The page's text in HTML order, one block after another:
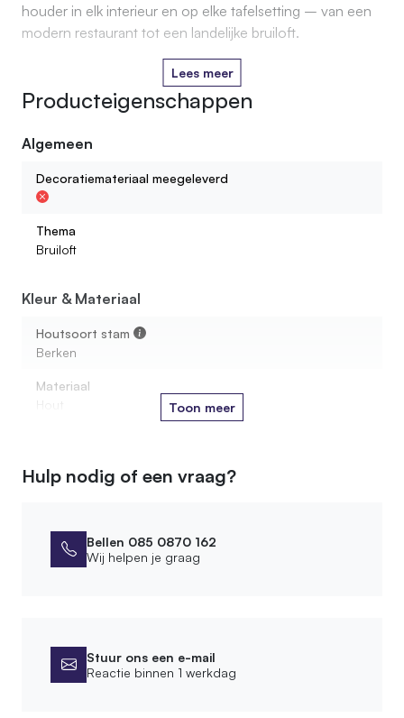
houder in elk interieur en op elke tafelsetting – van een
modern restaurant tot een landelijke bruiloft.
Lees meer
Producteigenschappen
Algemeen
Decoratiemateriaal meegeleverd
Thema
Bruiloft
Kleur & Materiaal
Houtsoort stam
Berken
Materiaal
Hout
Sleuf menukaart
Uitsparing zoutvaatje
Bewerking
Geschuurd
Toon meer
Hulp nodig of een vraag?
Bellen 085 0870 162
Wij helpen je graag
Stuur ons een e-mail
Reactie binnen 1 werkdag